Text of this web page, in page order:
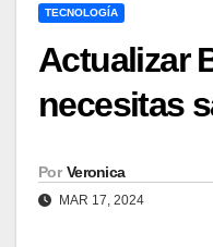
TECNOLOGÍA
Actualizar
necesitas
Por Veronica
MAR 17, 2024